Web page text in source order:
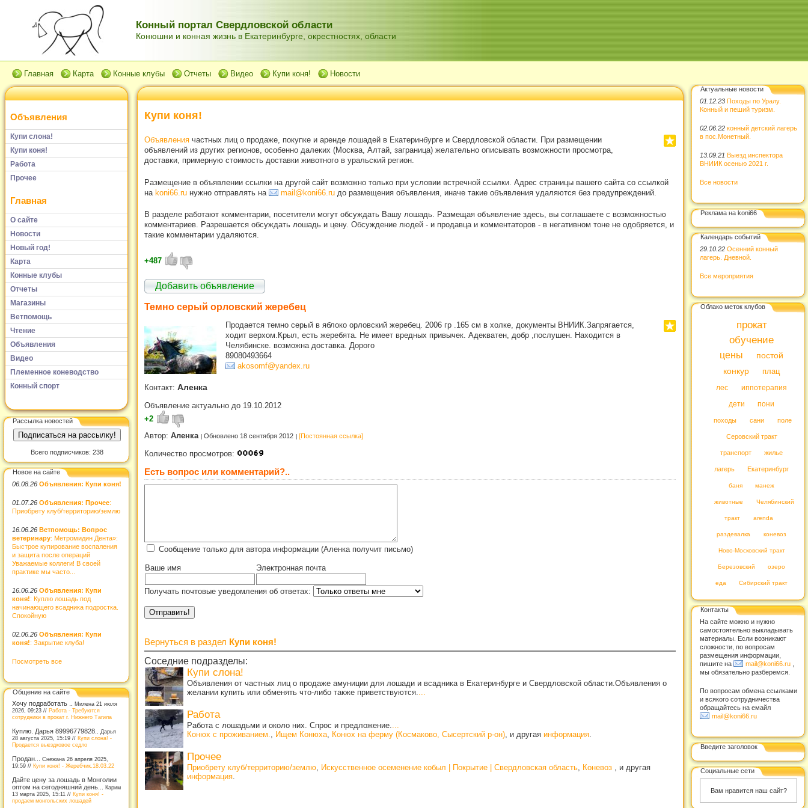
Конный портал Свердловской области
Конюшни и конная жизнь в Екатеринбурге, окрестностях, области
Главная Карта Конные клубы Отчеты Видео Купи коня! Новости
Объявления
Купи слона!
Купи коня!
Работа
Прочее
Главная
О сайте
Новости
Новый год!
Карта
Конные клубы
Отчеты
Магазины
Ветпомощь
Чтение
Объявления
Видео
Племенное коневодство
Конный спорт
Рассылка новостей
Всего подписчиков: 238
Новое на сайте
06.08.26 Объявления: Купи коня!
01.07.26 Объявления: Прочее:
Приобрету клуб/территорию/землю
16.06.26 Ветпомощь: Вопрос
ветеринару: Метромидин Дента»:
Быстрое купирование воспаления
и защита после операций
Уважаемые коллеги! В своей
практике мы часто...
16.06.26 Объявления: Купи
коня!: Куплю лошадь под
начинающего всадника подростка.
Спокойную
02.06.26 Объявления: Купи
коня!: Закрытие клуба!
Посмотреть все
Общение на сайте
Хочу подработать .. Милена 21 июля
2026, 09:23 // Работа - Требуются
сотрудники в прокат г. Нижнего Тагила
Куплю. Дарья 89996779828..
Дарья
28 августа 2025, 15:19 // Купи слона! -
Продается выездковое седло
Продан... Снежана 26 апреля 2025,
19:59 // Купи коня! - Жеребчик.18.03.22
Дайте цену за лошадь в Монголии
оптом на сегодняшний день... Карим
13 марта 2025, 15:11 // Купи коня! -
продаем монгольских лошадей
Купи коня!
Объявления частных лиц о продаже, покупке и аренде лошадей в Екатеринбурге и Свердловской области. При размещении
объявлений из других регионов, особенно далеких (Москва, Алтай, заграница) желательно описывать возможности просмотра,
доставки, примерную стоимость доставки животного в уральский регион.
Размещение в объявлении ссылки на другой сайт возможно только при условии встречной ссылки. Адрес страницы вашего сайта со ссылкой
на koni66.ru нужно отправлять на mail@koni66.ru до размещения объявления, иначе такие объявления удаляются без предупреждений.
В разделе работают комментарии, посетители могут обсуждать Вашу лошадь. Размещая объявление здесь, вы соглашаете с возможностью
комментариев. Разрешается обсуждать лошадь и цену. Обсуждение людей - и продавца и комментаторов - в негативном тоне не одобряется, и
такие комментарии удаляются.
+487
Добавить объявление
Темно серый орловский жеребец
Продается темно серый в яблоко орловский жеребец. 2006 гр .165 см в холке, документы ВНИИК.Запрягается,
ходит верхом.Крыл, есть жеребята. Не имеет вредных привычек. Адекватен, добр ,послушен. Находится в
Челябинске. возможна доставка. Дорого
89080493664
akosomf@yandex.ru
Контакт: Аленка
Объявление актуально до 19.10.2012
+2
Автор: Аленка Обновлено 18 сентября 2012 [Постоянная ссылка]
Количество просмотров:
Есть вопрос или комментарий?..
Сообщение только для автора информации (Аленка получит письмо)
Ваше имя Электронная почта
Получать почтовые уведомления об ответах:
Вернуться в раздел Купи коня!
Соседние подразделы:
Купи слона!
Объявления от частных лиц о продаже амуниции для лошади и всадника в Екатеринбурге и Свердловской области.Объявления о
желании купить или обменять что-либо также приветствуются.
Работа
Работа с лошадьми и около них. Спрос и предложение.
Конюх с проживанием.
Ищем Конюха Конюх на ферму (Космаково, Сысертский р-он) , и другая информация
Прочее
Приобрету клуб/территорию/землю Искусственное осеменение кобыл | Покрытие | Свердловская область Коневоз
, и другая
информация
Актуальные новости
01.12.23 Походы по Уралу.
Конный и пеший туризм.
02.06.22 конный детский лагерь
в пос.Монетный.
13.09.21 Выезд инспектора
ВНИИК осенью 2021 г.
Все новости
Реклама на koni66
Календарь событий
29.10.22 Осенний конный
лагерь. Дневной.
Все мероприятия
Облако меток клубов
прокат
обучение
цены
постой
конкур
плац
лес
иппотерапия
дети
пони
походы сани поле
Серовский тракт
транспорт жилье
лагерь Екатеринбург
баня манеж
животные Челябинский
тракт arenda
раздевалка коневоз
Ново-Московский тракт
Березовский озеро
еда Сибирский тракт
Контакты
На сайте можно и нужно
самостоятельно выкладывать
материалы. Если возникают
сложности, по вопросам
размещения информации,
пишите на
mail@koni66.ru
мы обязательно разберемся.
По вопросам обмена ссылками
и всякого сотрудничества
обращайтесь на емайл
mail@koni66.ru
Введите заголовок
Социальные сети
Вам нравится наш сайт?